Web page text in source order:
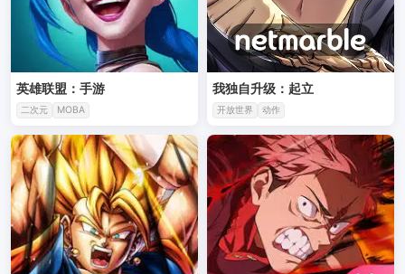
英雄联盟：手游
二次元 MOBA
我独自升级：起立
开放世界 动作